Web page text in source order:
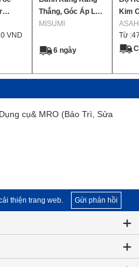
VND
Thẳng, Góc Áp Lực
20°, Mô-đun 2.0
MISUMI
6 ngày
Kim
Lỗ
Vít
Ucfl
Từ :
cụ& MRO (Bảo Trì, Sửa
thiện trang web. Gửi phản hồi